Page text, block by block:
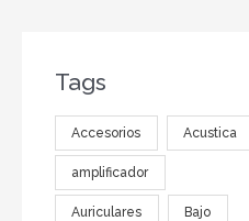
Tags
Accesorios Acustica
amplificador
Auriculares Bajo